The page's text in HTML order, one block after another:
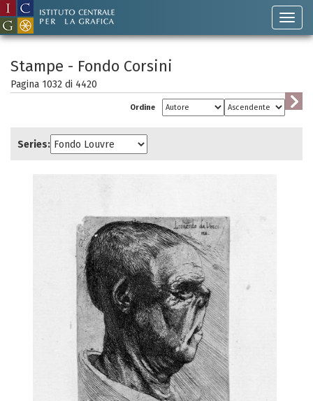
Stampe - Fondo Corsini
Pagina 1032 di 4420
Ordine
Series: